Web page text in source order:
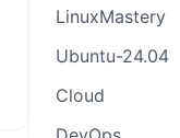
LinuxMastery
Ubuntu-24.04
Cloud